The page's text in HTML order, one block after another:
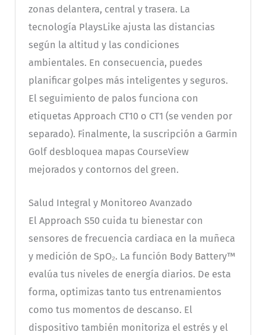
zonas delantera, central y trasera. La
tecnología PlaysLike ajusta las distancias
según la altitud y las condiciones
ambientales. En consecuencia, puedes
planificar golpes más inteligentes y seguros.
El seguimiento de palos funciona con
etiquetas Approach CT10 o CT1 (se venden por
separado). Finalmente, la suscripción a Garmin
Golf desbloquea mapas CourseView
mejorados y contornos del green.
Salud Integral y Monitoreo Avanzado
El Approach S50 cuida tu bienestar con
sensores de frecuencia cardiaca en la muñeca
y medición de SpO₂. La función Body Battery™
evalúa tus niveles de energía diarios. De esta
forma, optimizas tanto tus entrenamientos
como tus momentos de descanso. El
dispositivo también monitoriza el estrés y el